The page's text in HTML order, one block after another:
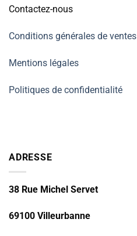
Contactez-nous
Conditions générales de ventes
Mentions légales
Politiques de confidentialité
ADRESSE
38 Rue Michel Servet
69100 Villeurbanne